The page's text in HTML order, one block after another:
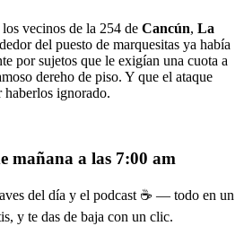
vecinos de la 254 de Cancún, La
del puesto de marquesitas ya había
por sujetos que le exigían una cuota a
dereho de piso. Y que el ataque
haberlos ignorado.
mañana a las 7:00 am
del día y el podcast ☕ — todo en un
y te das de baja con un clic.